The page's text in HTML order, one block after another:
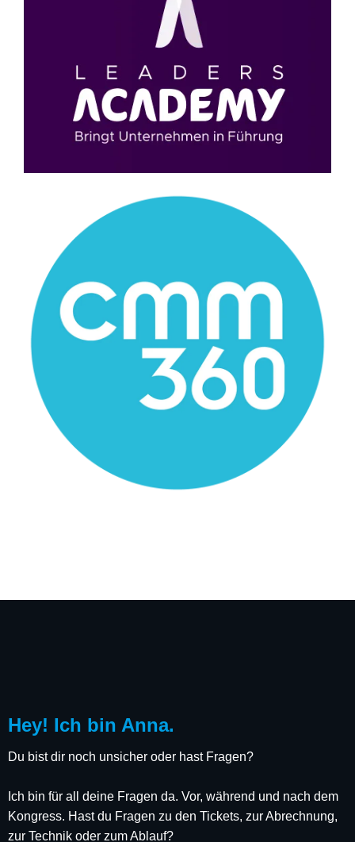
Hey! Ich bin Anna.
Du bist dir noch unsicher oder hast Fragen?
Ich bin für all deine Fragen da. Vor, während und nach dem
Kongress. Hast du Fragen zu den Tickets, zur Abrechnung,
zur Technik oder zum Ablauf?